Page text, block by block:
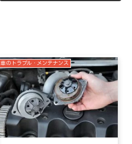
車のトラブル・メンテナンス